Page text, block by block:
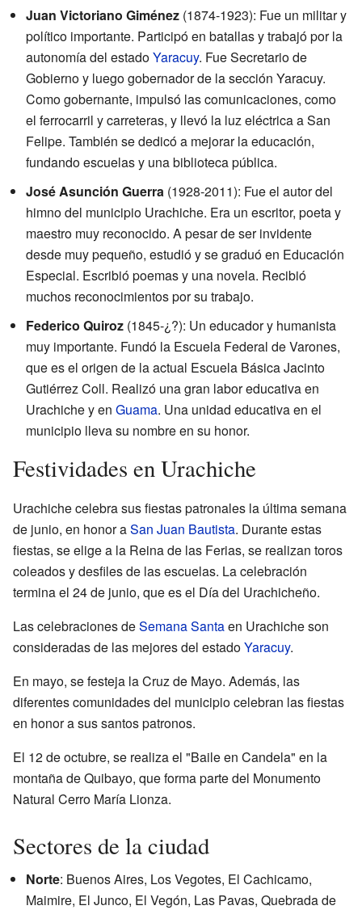
Juan Victoriano Giménez (1874-1923): Fue un militar y
político importante. Participó en batallas y trabajó por la
autonomía del estadoYaracuy. Fue Secretario de
Gobierno y luego gobernador de la sección Yaracuy.
Como gobernante, impulsó las comunicaciones, como
el ferrocarril y carreteras, y llevó la luz eléctrica a San
Felipe. También se dedicó a mejorar la educación,
fundando escuelas y una biblioteca pública.
José Asunción Guerra (1928-2011): Fue el autor del
himno del municipio Urachiche. Era un escritor, poeta y
maestro muy reconocido. A pesar de ser invidente
desde muy pequeño, estudió y se graduó en Educación
Especial. Escribió poemas y una novela. Recibió
muchos reconocimientos por su trabajo.
Federico Quiroz (1845-¿?): Un educador y humanista
muy importante. Fundó la Escuela Federal de Varones,
que es el origen de la actual Escuela Básica Jacinto
Gutiérrez Coll. Realizó una gran labor educativa en
Urachiche y en Guama. Una unidad educativa en el
municipio lleva su nombre en su honor.
Festividades en Urachiche
Urachiche celebra sus fiestas patronales la última semana
de junio, en honor aSan Juan Bautista. Durante estas
fiestas, se elige a la Reina de las Ferias, se realizan toros
coleados y desfiles de las escuelas. La celebración
termina el 24 de junio, que es el Día del Urachicheño.
Las celebraciones deSemana Santaen Urachiche son
consideradas de las mejores del estadoYaracuy.
En mayo, se festeja la Cruz de Mayo. Además, las
diferentes comunidades del municipio celebran las fiestas
en honor a sus santos patronos.
El 12 de octubre, se realiza el "Baile en Candela" en la
montaña de Quibayo, que forma parte del Monumento
Natural Cerro María Lionza.
Sectores de la ciudad
Norte: Buenos Aires, Los Vegotes, El Cachicamo,
Maimire, El Junco, El Vegón, Las Pavas, Quebrada de